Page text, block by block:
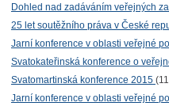
Dohled nad zadáváním veřejných
25 let soutěžního práva v České
Jarní konference v oblasti veřejné
Svatokateřinská konference o
Svatomartinská konference 2015
Jarní konference v oblasti veřejné